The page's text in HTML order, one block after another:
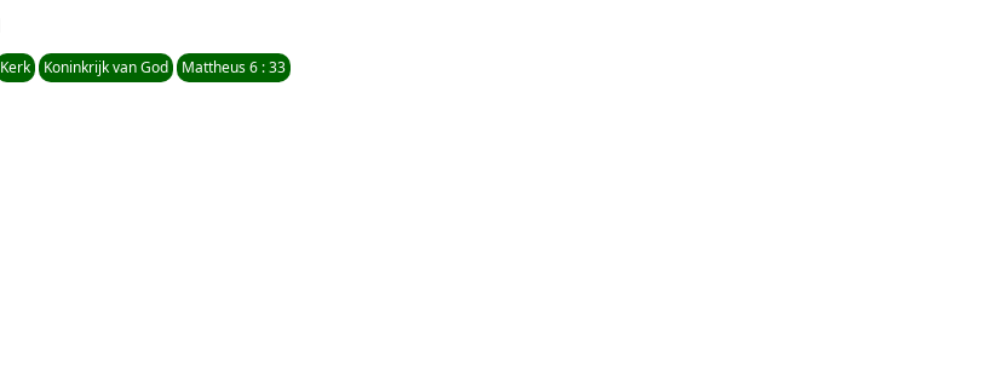
Kerk Koninkrijk van God Mattheus 6 : 33